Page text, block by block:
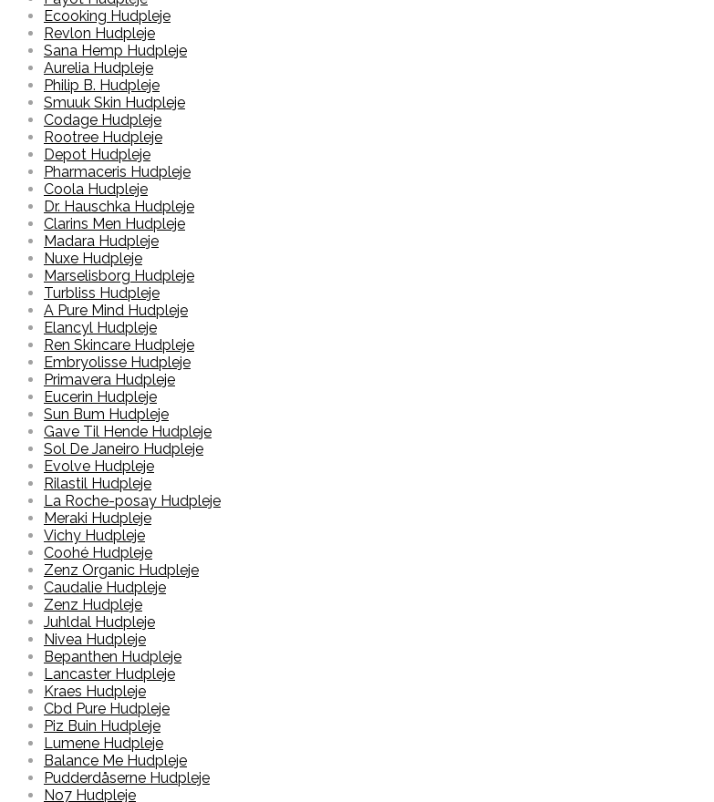
Ecooking Hudpleje
Revlon Hudpleje
Sana Hemp Hudpleje
Aurelia Hudpleje
Philip B. Hudpleje
Smuuk Skin Hudpleje
Codage Hudpleje
Rootree Hudpleje
Depot Hudpleje
Pharmaceris Hudpleje
Coola Hudpleje
Dr. Hauschka Hudpleje
Clarins Men Hudpleje
Madara Hudpleje
Nuxe Hudpleje
Marselisborg Hudpleje
Turbliss Hudpleje
A Pure Mind Hudpleje
Elancyl Hudpleje
Ren Skincare Hudpleje
Embryolisse Hudpleje
Primavera Hudpleje
Eucerin Hudpleje
Sun Bum Hudpleje
Gave Til Hende Hudpleje
Sol De Janeiro Hudpleje
Evolve Hudpleje
Rilastil Hudpleje
La Roche-posay Hudpleje
Meraki Hudpleje
Vichy Hudpleje
Coohé Hudpleje
Zenz Organic Hudpleje
Caudalie Hudpleje
Zenz Hudpleje
Juhldal Hudpleje
Nivea Hudpleje
Bepanthen Hudpleje
Lancaster Hudpleje
Kraes Hudpleje
Cbd Pure Hudpleje
Piz Buin Hudpleje
Lumene Hudpleje
Balance Me Hudpleje
Pudderdåserne Hudpleje
No7 Hudpleje